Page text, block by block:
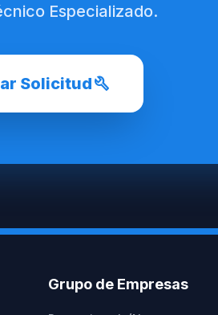
Especializado.
Solicitudbuild
Grupo de Empresas